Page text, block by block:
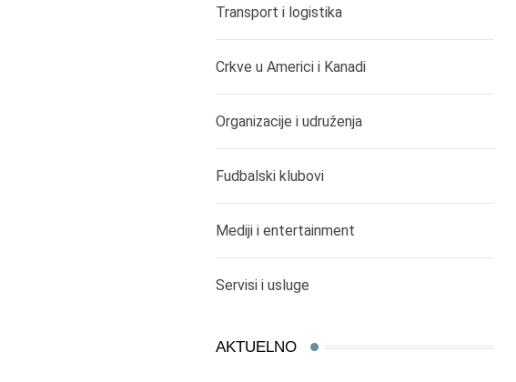
Transport i logistika
Crkve u Americi i Kanadi
Organizacije i udruženja
Fudbalski klubovi
Mediji i entertainment
Servisi i usluge
AKTUELNO